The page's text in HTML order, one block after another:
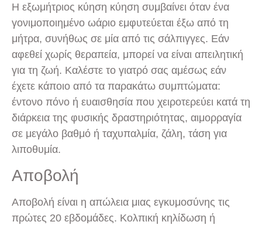
Η εξωμήτριος κύηση κύηση συμβαίνει όταν ένα
γονιμοποιημένο ωάριο εμφυτεύεται έξω από τη
μήτρα, συνήθως σε μία από τις σάλπιγγες. Εάν
αφεθεί χωρίς θεραπεία, μπορεί να είναι απειλητική
για τη ζωή. Καλέστε το γιατρό σας αμέσως εάν
έχετε κάποιο από τα παρακάτω συμπτώματα:
έντονο πόνο ή ευαισθησία που χειροτερεύει κατά τη
διάρκεια της φυσικής δραστηριότητας, αιμορραγία
σε μεγάλο βαθμό ή ταχυπαλμία, ζάλη, τάση για
λιποθυμία.
Αποβολή
Αποβολή είναι η απώλεια μιας εγκυμοσύνης τις
πρώτες 20 εβδομάδες. Κολπική κηλίδωση ή